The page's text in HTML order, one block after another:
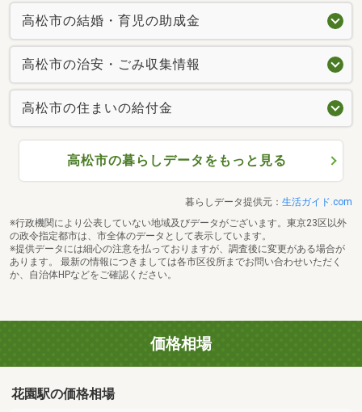
高松市の結婚・育児の助成金
高松市の治安・ごみ収集情報
高松市の住まいの給付金
高松市の暮らしデータをもっと見る
暮らしデータ提供元： 生活ガイド.com
※行政機関により公表していない地域及びデータがございます。東京23区以外
の政令指定都市は、市全体のデータとして表示しています。
※提供データには細心の注意を払っておりますが、調査後に変更がある場合が
あります。 最新の情報につきましては各市区役所までお問い合わせいただく
か、自治体HPなどをご確認ください。
価格相場
花園駅の価格相場